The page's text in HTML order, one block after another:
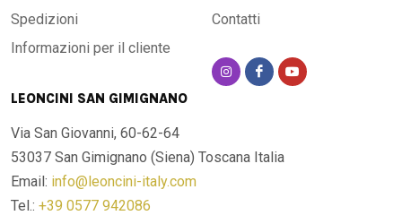
Spedizioni
Informazioni per il cliente
Contatti
LEONCINI SAN GIMIGNANO
Via San Giovanni, 60-62-64
53037 San Gimignano (Siena) Toscana Italia
Email: info@leoncini-italy.com
Tel.: +39 0577 942086